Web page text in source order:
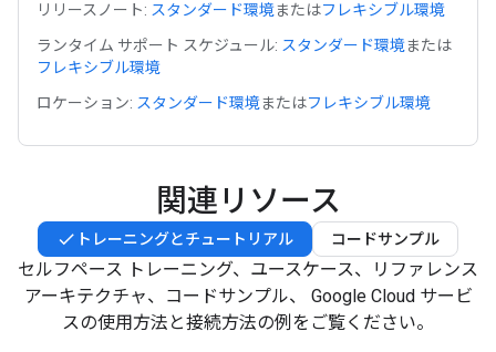
リリースノート: スタンダード環境またはフレキシブル環境
ランタイム サポート スケジュール: スタンダード環境または
フレキシブル環境
ロケーション: スタンダード環境またはフレキシブル環境
関連リソース
トレーニングとチュートリアル コードサンプル
セルフペース トレーニング、ユースケース、リファレンス
アーキテクチャ、コードサンプル、 Google Cloud サービ
スの使用方法と接続方法の例をご覧ください。